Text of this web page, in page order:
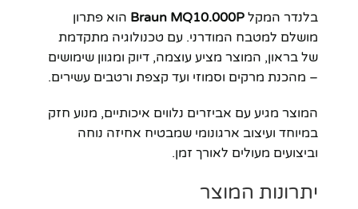
בלנדר המקל Braun MQ10.000P הוא פתרון
מושלם למטבח המודרני. עם טכנולוגיה מתקדמת
של בראון, המוצר מציע עוצמה, דיוק ומגוון שימושים
– מהכנת מרקים וסמוזי ועד קצפת ורטבים עשירים.
המוצר מגיע עם אביזרים נלווים איכותיים, מנוע חזק
במיוחד ועיצוב ארגונומי שמבטיח אחיזה נוחה
וביצועים מעולים לאורך זמן.
יתרונות המוצר